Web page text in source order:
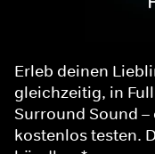
Erleb deinen
gleichzeitig, in
Surround Sound –
kostenlos testen.